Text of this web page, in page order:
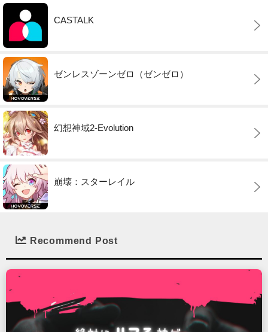
CASTALK
ゼンレスゾーンゼロ（ゼンゼロ）
幻想神域2-Evolution
崩壊：スターレイル
Recommend Post